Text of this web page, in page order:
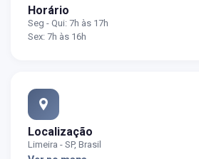
Horário
Seg - Qui: 7h às 17h
Sex: 7h às 16h
Localização
Limeira - SP, Brasil